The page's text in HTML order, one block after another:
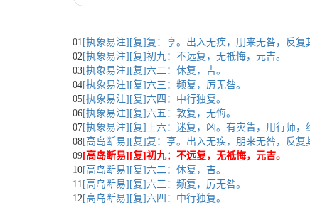
01 [执象易注][复]复：亨。出入无疾，朋来无咎，反复
02[执象易注][复]初九：不远复，无祗悔，元吉。
03[执象易注][复]六二：休复，吉。
04[执象易注][复]六三：频复，厉无咎。
05[执象易注][复]六四：中行独复。
06[执象易注][复]六五：敦复，无悔。
07[执象易注][复]上六：迷复，凶。有灾眚，用行师，
08[高岛断易][复]复：亨。出入无疾，朋来无咎，反复
09[高岛断易][复]初九：不远复，无祗悔，元吉。
10[高岛断易][复]六二：休复，吉。
11 [高岛断易][复]六三：频复，厉无咎。
12[高岛断易][复]六四：中行独复。